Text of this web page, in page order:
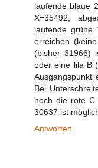
laufende blaue
X=35492,
laufende
erreichen
(bisher 31966)
oder eine lila B
Ausgangspunkt
Bei
noch die rote C
30637 ist
Antworten